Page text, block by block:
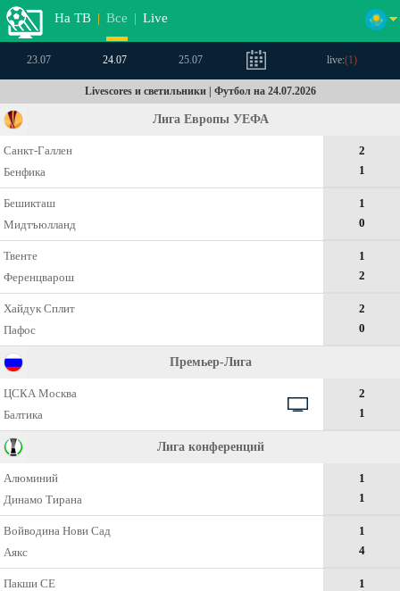
На ТВ | Все | Live
23.07 24.07 25.07 live:(1)
Livescores и светильники | Футбол на 24.07.2026
Лига Европы УЕФА
Санкт-Галлен
Бенфика
2
1
Бешикташ
Мидтъюлланд
1
0
Твенте
Ференцварош
1
2
Хайдук Сплит
Пафос
2
0
Премьер-Лига
ЦСКА Москва
Балтика
2
1
Лига конференций
Алюминий
Динамо Тирана
1
1
Войводина Нови Сад
Аякс
1
4
Пакши СЕ
1